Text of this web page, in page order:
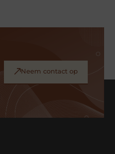
Neem contact op